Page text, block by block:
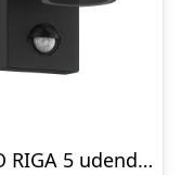
EGLO RIGA 5 udendørs væglampe med sensor, krom